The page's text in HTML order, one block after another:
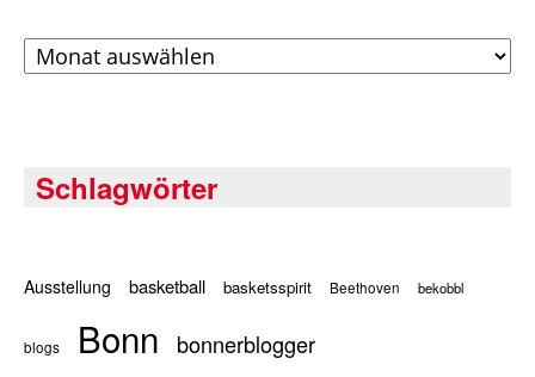
Archiv
Schlagwörter
Ausstellung basketball basketsspirit Beethoven bekobbl
blogs Bonn bonnerblogger